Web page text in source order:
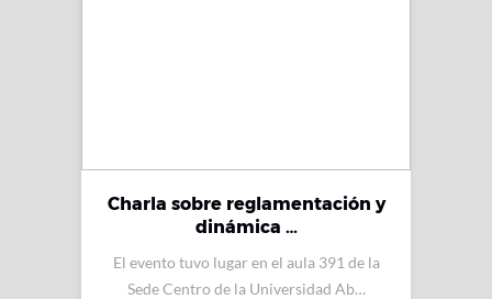
Charla sobre reglamentación y
dinámica …
El evento tuvo lugar en el aula 391 de la
Sede Centro de la Universidad Ab…